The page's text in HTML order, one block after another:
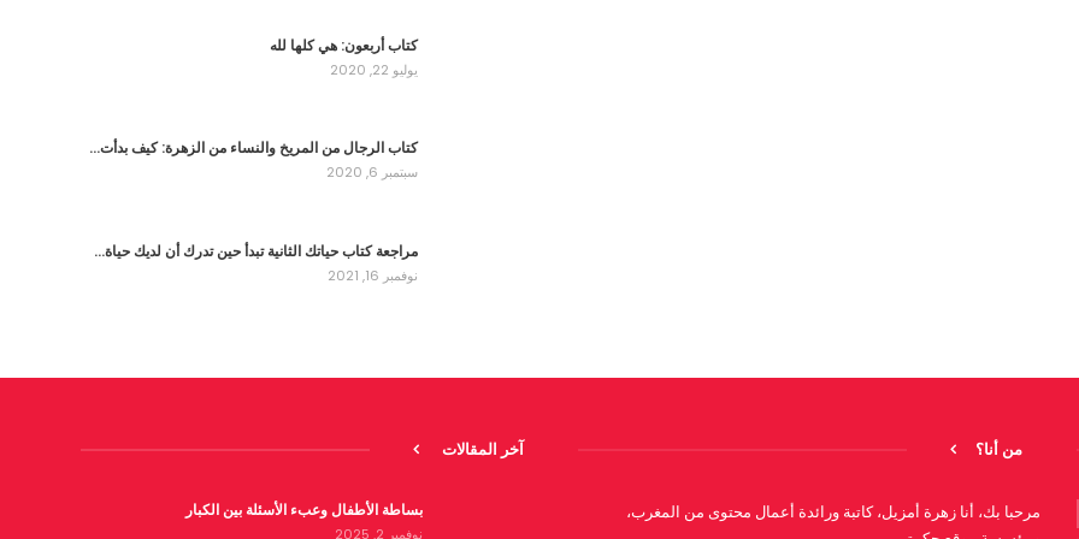
كتاب أربعون: هي كلها لله
يوليو 22, 2020
كتاب الرجال من المريخ والنساء من الزهرة: كيف بدأت…
سبتمبر 6, 2020
مراجعة كتاب حياتك الثانية تبدأ حين تدرك أن لديك حياة…
نوفمبر 16, 2021
من أنا؟
مرحبا بك، أنا زهرة أمزيل، كاتبة ورائدة أعمال محتوى من المغرب،
آخر المقالات
بساطة الأطفال وعبء الأسئلة بين الكبار
نوفمبر 2, 2025